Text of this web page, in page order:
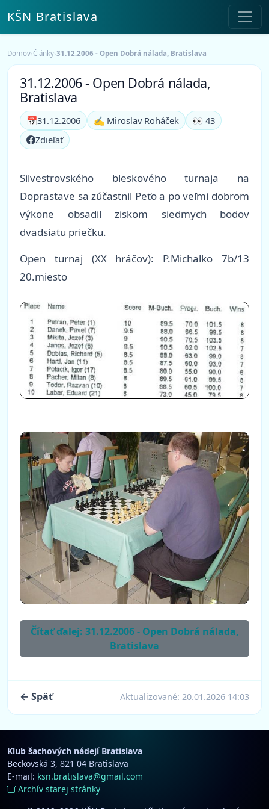
KŠN Bratislava
Domov›Články›31.12.2006 - Open Dobrá nálada, Bratislava
31.12.2006 - Open Dobrá nálada,
Bratislava
📅31.12.2006 ✍️ Miroslav Roháček
👀 43
Zdieľať
Silvestrovského bleskového turnaja na
Doprastave sa zúčastnil Peťo a po veľmi dobrom
výkone obsadil ziskom siedmych bodov
dvadsiatu priečku.
Open turnaj (XX hráčov): P.Michalko 7b/13
20.miesto
Čítať ďalej: 31.12.2006 - Open Dobrá nálada,
Bratislava
← Späť Aktualizované: 20.01.2026 14:03
Klub šachových nádejí Bratislava
Beckovská 3, 821 04 Bratislava
E-mail: ksn.bratislava@gmail.com
Archív starej stránky